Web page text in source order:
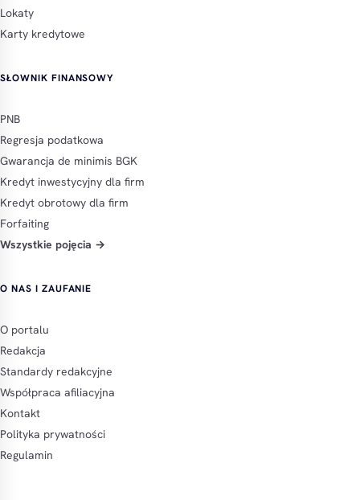
Lokaty
Karty kredytowe
SŁOWNIK FINANSOWY
PNB
Regresja podatkowa
Gwarancja de minimis BGK
Kredyt inwestycyjny dla firm
Kredyt obrotowy dla firm
Forfaiting
Wszystkie pojęcia →
O NAS I ZAUFANIE
O portalu
Redakcja
Standardy redakcyjne
Współpraca afiliacyjna
Kontakt
Polityka prywatności
Regulamin